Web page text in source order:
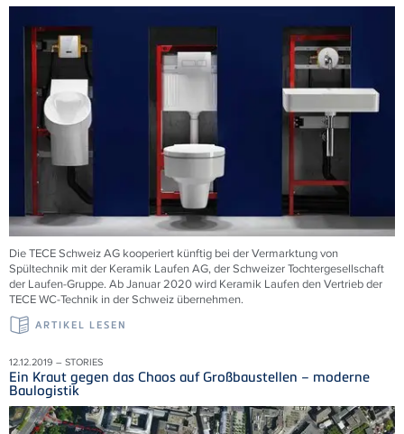
Die TECE Schweiz AG kooperiert künftig bei der Vermarktung von
Spültechnik mit der Keramik Laufen AG, der Schweizer Tochtergesellschaft
der Laufen-Gruppe. Ab Januar 2020 wird Keramik Laufen den Vertrieb der
TECE WC-Technik in der Schweiz übernehmen.
ARTIKEL LESEN
12.12.2019 – STORIES
Ein Kraut gegen das Chaos auf Großbaustellen – moderne
Baulogistik